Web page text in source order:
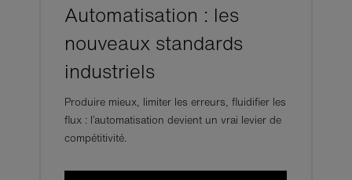
Automatisation : les
nouveaux standards
industriels
Produire mieux, limiter les erreurs, fluidifier les
flux : l’automatisation devient un vrai levier de
compétitivité.